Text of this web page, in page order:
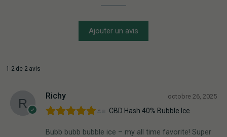
Ajouter un avis
1-2 de 2 avis
Richy octobre 26, 2025
CBD Hash 40% Bubble Ice
Bubb bubb bubble ice – my all time favorite! Super